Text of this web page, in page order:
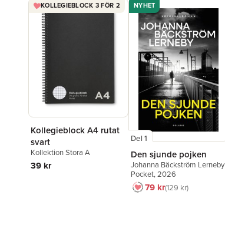
KOLLEGIEBLOCK 3 FÖR 2
Kollegieblock A4 rutat
svart
Kollektion Stora A
39 kr
NYHET
Del 1
Den sjunde pojken
Johanna Bäckström Lerneby
Pocket, 2026
79 kr129 kr